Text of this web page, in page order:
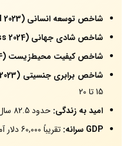
شاخص توسعه انسانی (HDI 2023):
شاخص شادی جهانی (World Happiness 2024):
شاخص کیفیت محیط‌زیست (EPI 2024):
شاخص برابری جنسیتی (Global Gender Gap 2023):
15 تا 20
امید به زندگی: حدود 82.5 سال
GDP سرانه:
تقریباً 60,000 دلار آمریکا